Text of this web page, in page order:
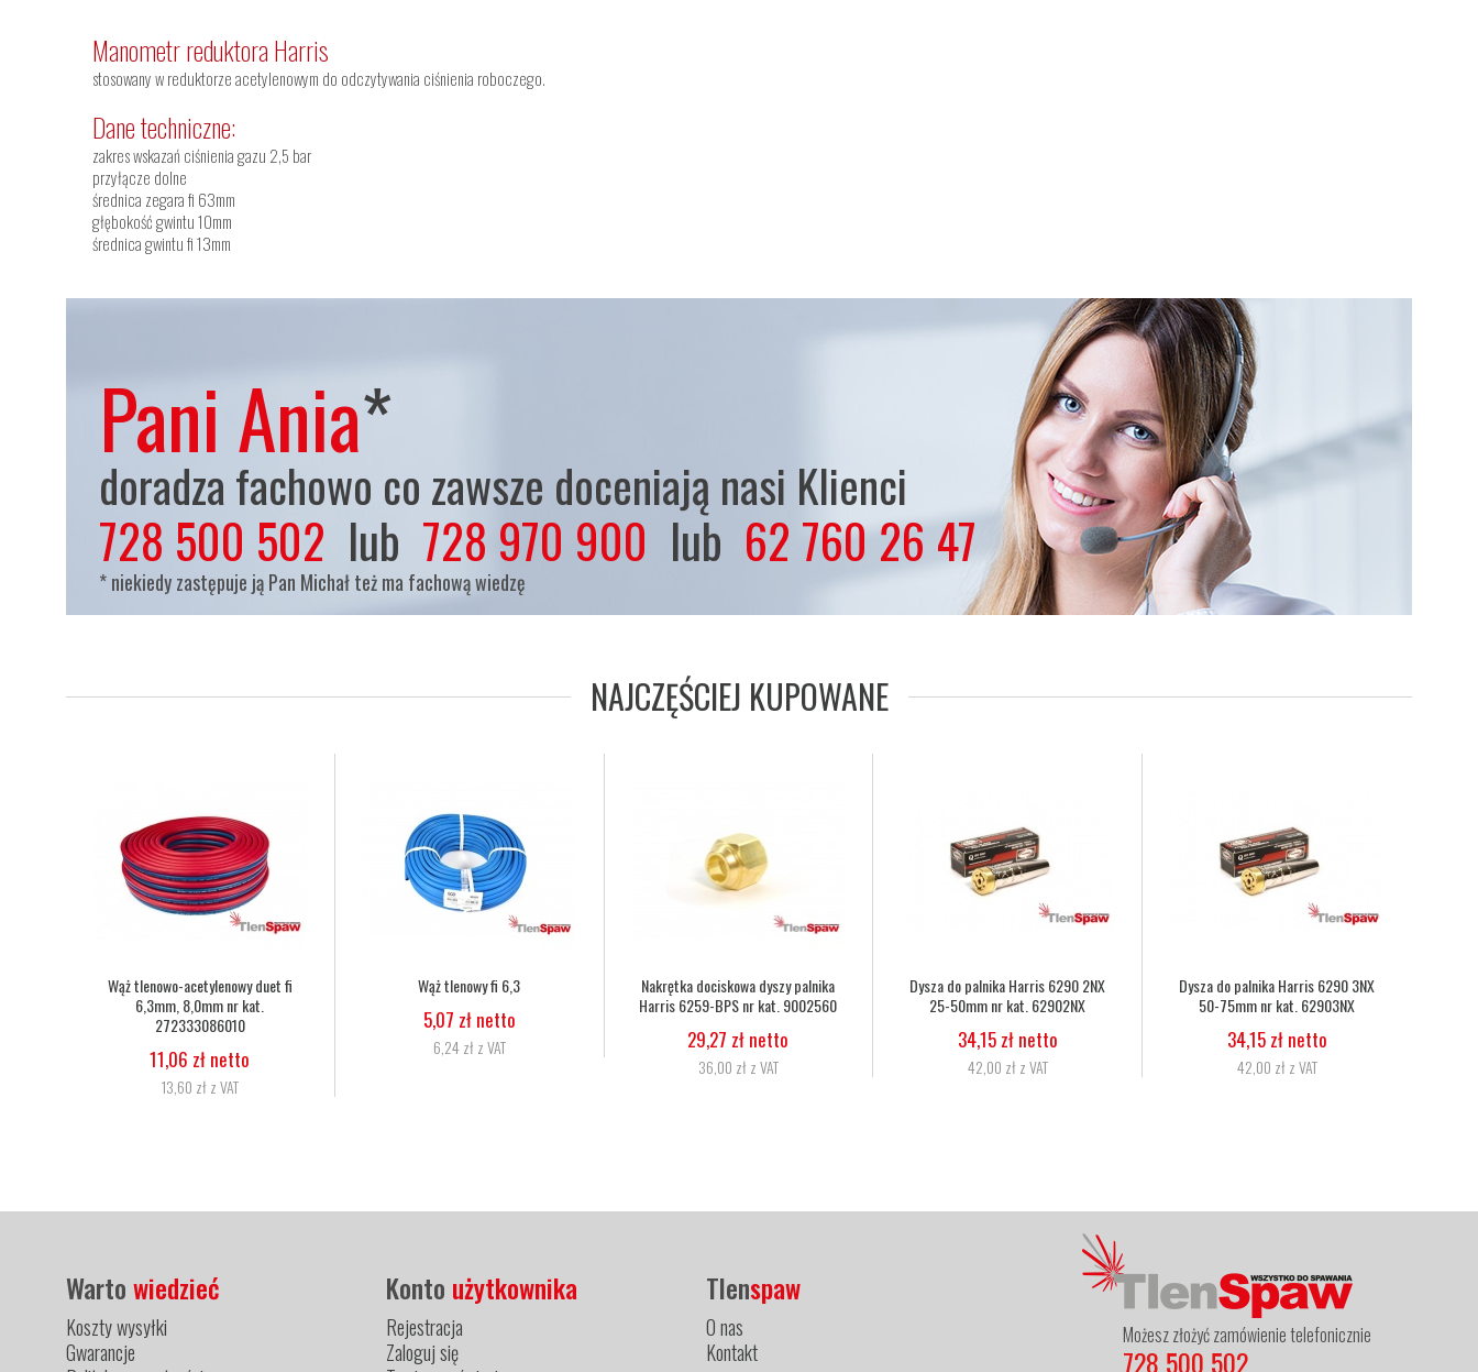
Manometr reduktora Harris
stosowany w reduktorze acetylenowym do odczytywania ciśnienia roboczego.
Dane techniczne:
zakres wskazań ciśnienia gazu 2,5 bar
przyłącze dolne
średnica zegara fi 63mm
głębokość gwintu 10mm
średnica gwintu fi 13mm
Pani Ania*
doradza fachowo co zawsze doceniają nasi Klienci
728 500 502 lub 728 970 900 lub 62 760 26 47
* niekiedy zastępuje ją Pan Michał też ma fachową wiedzę
NAJCZĘŚCIEJ KUPOWANE
Wąż tlenowy fi 6,3
5,07 zł netto
Nakrętka dociskowa dyszy palnika
Harris 6259-BPS nr kat. 9002560
Dysza do palnika Harris 6290 2NX
25-50mm nr kat. 62902NX
34,15 zł netto
Dysza do palnika Harris 6290 3NX
50-75mm nr kat. 62903NX
34,15 zł netto
Wąż tlenowo-acetylenowy duet fi
6,3mm, 8,0mm nr kat.
Możesz złożyć zamówienie telefonicznie
728 500 502
Wartowiedzieć
Koszty wysyłki
Gwarancje
Konto użytkownika
Rejestracja
Zaloguj się
Tlenspaw
O nas
Kontakt